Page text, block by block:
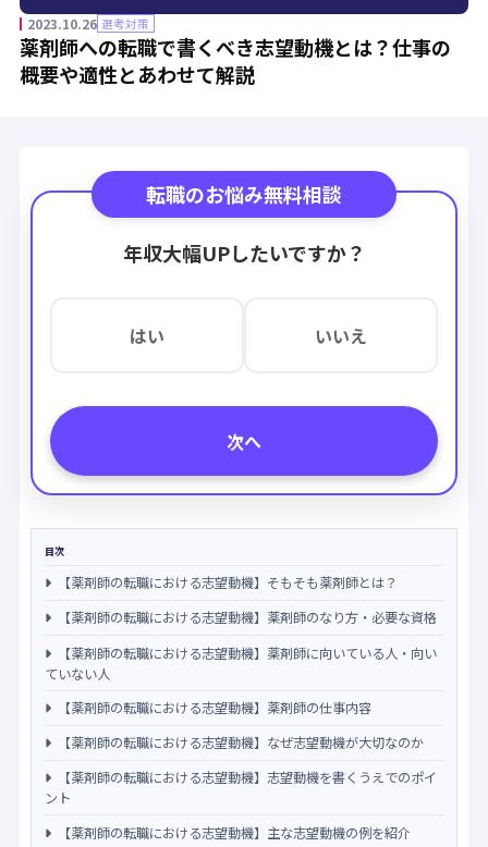
2023.10.26 選考対策
薬剤師への転職で書くべき志望動機とは？仕事の
概要や適性とあわせて解説
転職のお悩み無料相談
年収大幅UPしたいですか？
はい いいえ
次へ
目次
【薬剤師の転職における志望動機】そもそも薬剤師とは？
【薬剤師の転職における志望動機】薬剤師のなり方・必要な資格
【薬剤師の転職における志望動機】薬剤師に向いている人・向い
ていない人
【薬剤師の転職における志望動機】薬剤師の仕事内容
【薬剤師の転職における志望動機】なぜ志望動機が大切なのか
【薬剤師の転職における志望動機】志望動機を書くうえでのポイ
ント
【薬剤師の転職における志望動機】主な志望動機の例を紹介